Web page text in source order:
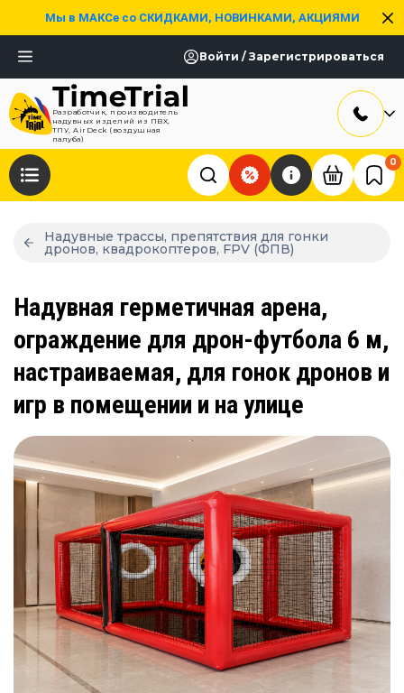
Мы в МАКСе со СКИДКАМИ, НОВИНКАМИ, АКЦИЯМИ
Войти / Зарегистрироваться
Разработчик, производитель
надувных изделий из ПВХ,
ТПУ, AirDeck (воздушная
палуба)
0
Надувные трассы, препятствия для гонки
дронов, квадрокоптеров, FPV (ФПВ)
Надувная герметичная арена,
ограждение для дрон-футбола 6 м,
настраиваемая, для гонок дронов и
игр в помещении и на улице